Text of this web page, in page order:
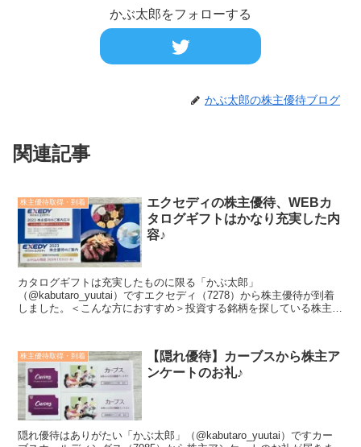
かぶ太郎をフォローする
かぶ太郎の株主優待ブログ
関連記事
株主優待取得・到着
エクセディの株主優待、WEBカ
タログギフトはかなり充実した内
容♪
カタログギフトは充実したものに限る「かぶ太郎」
（@kabutaro_yuutai）ですエクセディ（7278）から株主優待が到着
しました。＜こんな方におすすめ＞投資する銘柄を探している株主優
株主優待取得・到着
【隠れ優待】カーブスから株主ア
ンケートのお礼♪
隠れ優待はありがたい「かぶ太郎」（@kabutaro_yuutai）ですカー